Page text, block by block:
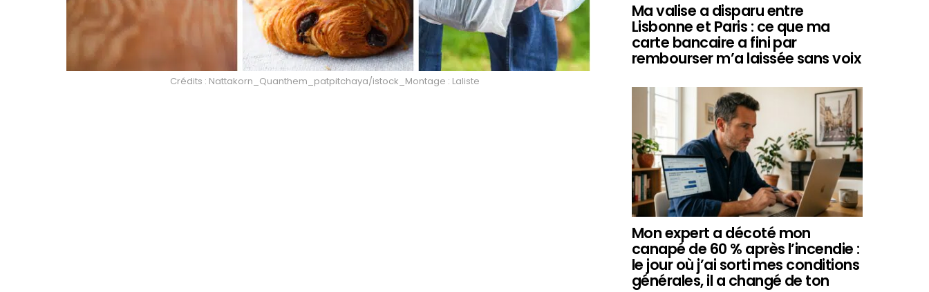
Crédits : Nattakorn_Quanthem_patpitchaya/istock_Montage : Laliste
Ma valise a disparu entre
Lisbonne et Paris : ce que ma
carte bancaire a fini par
rembourser m’a laissée sans voix
Mon expert a décoté mon
canapé de 60 % après l’incendie :
le jour où j’ai sorti mes conditions
générales, il a changé de ton